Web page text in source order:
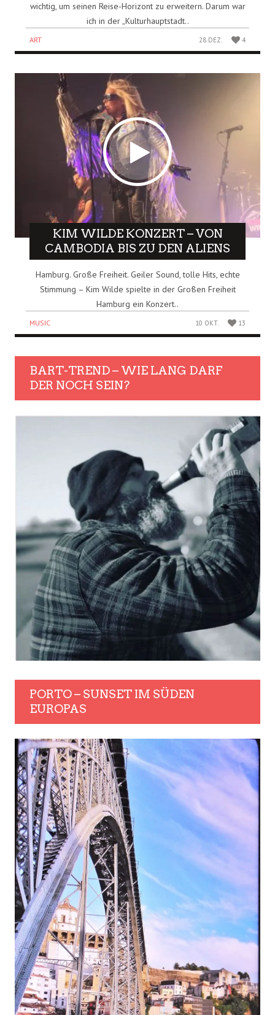
wichtig, um seinen Reise-Horizont zu erweitern. Darum war
ich in der „Kulturhauptstadt..
ART 28 DEZ. 4
KIM WILDE KONZERT – VON
CAMBODIA BIS ZU DEN ALIENS
Hamburg. Große Freiheit. Geiler Sound, tolle Hits, echte
Stimmung – Kim Wilde spielte in der Großen Freiheit
Hamburg ein Konzert..
MUSIC 10 OKT. 13
BART-TREND – WIE LANG DARF
DER NOCH SEIN?
PORTO – SUNSET IM SÜDEN
EUROPAS